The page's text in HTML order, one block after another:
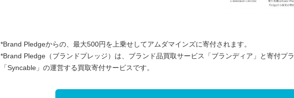
*Brand Pledgeからの、最大500円を上乗せしてアムダマインズに寄付されます。
*Brand Pledge（ブランドプレッジ）は、ブランド品買取サービス「ブランディア」と寄付プ
「Syncable」の運営する買取寄付サービスです。